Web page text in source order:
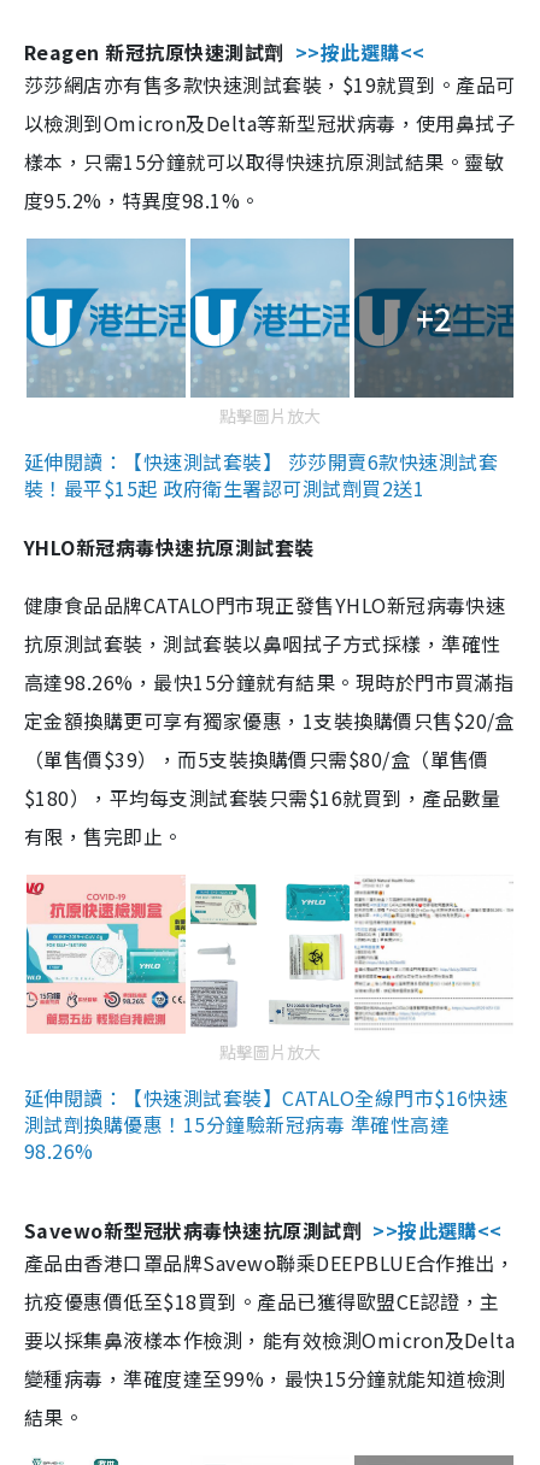
Reagen 新冠抗原快速測試劑 >>按此選購<<
莎莎網店亦有售多款快速測試套裝，$19就買到。產品可
以檢測到Omicron及Delta等新型冠狀病毒，使用鼻拭子
樣本，只需15分鐘就可以取得快速抗原測試結果。靈敏
度95.2%，特異度98.1%。
+2
點擊圖片放大
延伸閱讀：【快速測試套裝】 莎莎開賣6款快速測試套
裝！最平$15起 政府衛生署認可測試劑買2送1
YHLO新冠病毒快速抗原測試套裝
健康食品品牌CATALO門市現正發售YHLO新冠病毒快速
抗原測試套裝，測試套裝以鼻咽拭子方式採樣，準確性
高達98.26%，最快15分鐘就有結果。現時於門市買滿指
定金額換購更可享有獨家優惠，1支裝換購價只售$20/盒
（單售價$39），而5支裝換購價只需$80/盒（單售價
$180），平均每支測試套裝只需$16就買到，產品數量
有限，售完即止。
點擊圖片放大
延伸閱讀：【快速測試套裝】CATALO全線門市$16快速
測試劑換購優惠！15分鐘驗新冠病毒 準確性高達
98.26%
Savewo新型冠狀病毒快速抗原測試劑 >>按此選購<<
產品由香港口罩品牌Savewo聯乘DEEPBLUE合作推出，
抗疫優惠價低至$18買到。產品已獲得歐盟CE認證，主
要以採集鼻液樣本作檢測，能有效檢測Omicron及Delta
變種病毒，準確度達至99%，最快15分鐘就能知道檢測
結果。